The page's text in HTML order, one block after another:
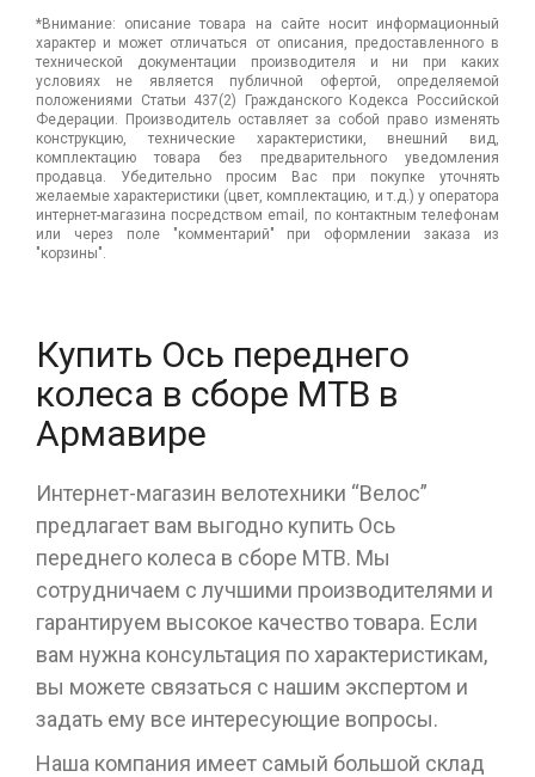
*Внимание: описание товара на сайте носит информационный
характер и может отличаться от описания, предоставленного в
технической документации производителя и ни при каких
условиях не является публичной офертой, определяемой
положениями Статьи 437(2) Гражданского Кодекса Российской
Федерации. Производитель оставляет за собой право изменять
конструкцию, технические характеристики, внешний вид,
комплектацию товара без предварительного уведомления
продавца. Убедительно просим Вас при покупке уточнять
желаемые характеристики (цвет, комплектацию, и т.д.) у оператора
интернет-магазина посредством email, по контактным телефонам
или через поле "комментарий" при оформлении заказа из
"корзины".
Купить Ось переднего
колеса в сборе МТВ в
Армавире
Интернет-магазин велотехники “Велос”
предлагает вам выгодно купить Ось
переднего колеса в сборе МТВ. Мы
сотрудничаем с лучшими производителями и
гарантируем высокое качество товара. Если
вам нужна консультация по характеристикам,
вы можете связаться с нашим экспертом и
задать ему все интересующие вопросы.
Наша компания имеет самый большой склад